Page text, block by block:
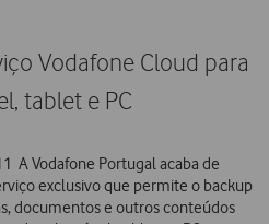
Vodafone Cloud para
tablet e PC
 A Vodafone Portugal acaba de
exclusivo que permite o backup
documentos e outros conteúdos